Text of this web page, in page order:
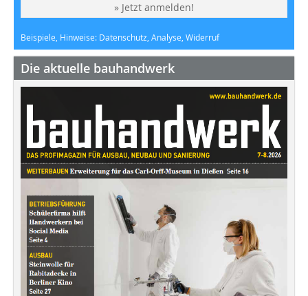
» Jetzt anmelden!
Beispiele, Hinweise: Datenschutz, Analyse, Widerruf
Die aktuelle bauhandwerk